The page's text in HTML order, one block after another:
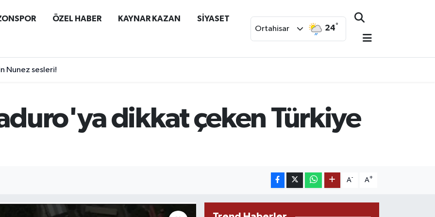
ÖZEL HABER KAYNAR KAZAN SİYASET
Ortahisar 24°
Nunez sesleri!
dikkat çeken Türkiye
A- A+